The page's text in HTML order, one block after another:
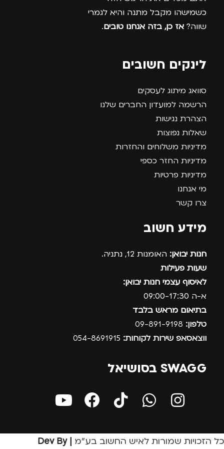
כשמישהו מקבל מתנה והיא לגמרי
שווה? אז כן, בזה אנחנו טובים.
לינקים חשובים
סוואג מיתוג לעסקים
הרשמה למועדון החברים שלנו
הצהרת נגישות
שאלות נפוצות
מדיניות משלוחים והחזרות
מדיניות החזר כספי
מדיניות פרטיות
מי אנחנו
צרו קשר
מידע חשוב
חנות יבואן: האומנות 12, נתניה.
שעות פעילות
לאיסוף עצמי חנות יבואן:
א-ה 09:00-17:30
בתיאום מראש בלבד
טלפון:
ווצאסאפ שירות לקוחות:
SWAGG בסושיאל
כל הזכויות שמורות לאיש החשוב בע״מ | Dev By